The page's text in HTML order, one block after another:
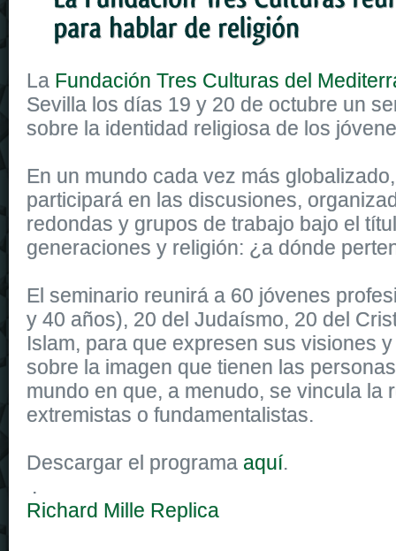
La Fundación Tres Culturas del
Sevilla los días 19 y 20 de octubre un
sobre la identidad religiosa de los
En un mundo cada vez más
participará en las discusiones,
redondas y grupos de trabajo bajo el
generaciones y religión: ¿a dónde
El seminario reunirá a 60 jóvenes
y 40 años), 20 del Judaísmo, 20 del
Islam, para que expresen sus visiones
sobre la imagen que tienen las
mundo en que, a menudo, se vincula la
extremistas o fundamentalistas.
Descargar el programa aquí.
.
Richard Mille Replica